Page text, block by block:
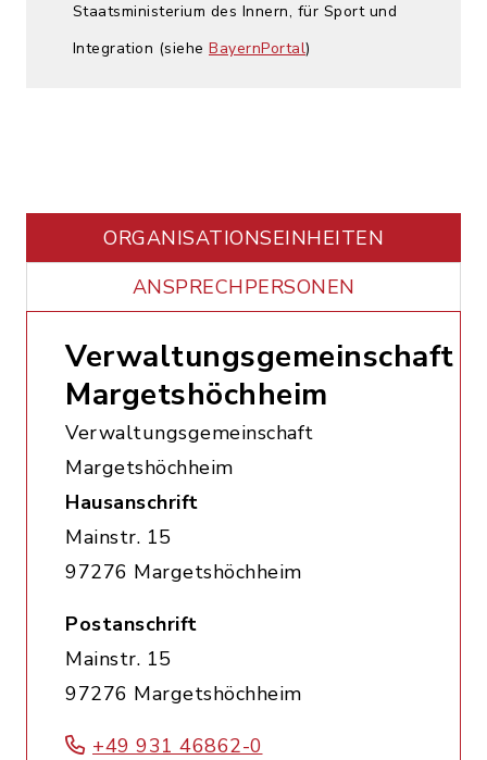
Staatsministerium des Innern, für Sport und
Integration (siehe BayernPortal)
ORGANISATIONS­EINHEITEN
ANSPRECHPERSONEN
Verwaltungsgemeinschaft
Margetshöchheim
Verwaltungsgemeinschaft
Margetshöchheim
Hausanschrift
Mainstr. 15
97276 Margetshöchheim
Postanschrift
Mainstr. 15
97276 Margetshöchheim
+49 931 46862-0